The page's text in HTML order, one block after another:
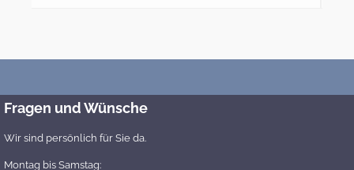
Fragen und Wünsche
Wir sind persönlich für Sie da.
Montag bis Samstag: